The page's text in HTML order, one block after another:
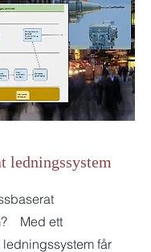
ledningssystem
Med ett
får